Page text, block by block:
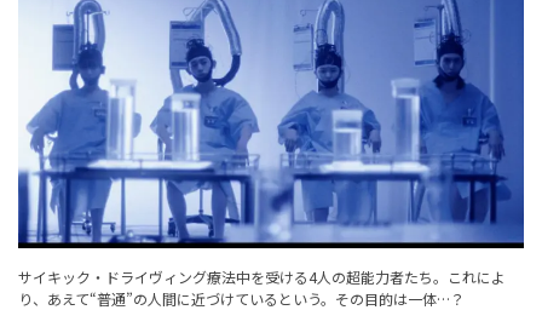
サイキック・ドライヴィング療法中を受ける4人の超能力者たち。これによ
り、あえて“普通”の人間に近づけているという。その目的は一体…？